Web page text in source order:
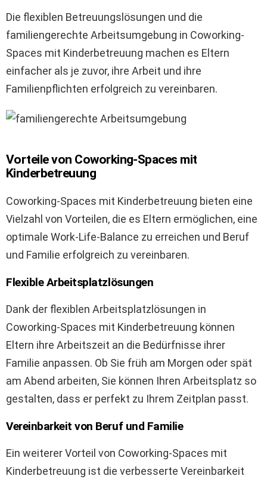
Die flexiblen Betreuungslösungen und die
familiengerechte Arbeitsumgebung in Coworking-
Spaces mit Kinderbetreuung machen es Eltern
einfacher als je zuvor, ihre Arbeit und ihre
Familienpflichten erfolgreich zu vereinbaren.
Vorteile von Coworking-Spaces mit
Kinderbetreuung
Coworking-Spaces mit Kinderbetreuung bieten eine
Vielzahl von Vorteilen, die es Eltern ermöglichen, eine
optimale Work-Life-Balance zu erreichen und Beruf
und Familie erfolgreich zu vereinbaren.
Flexible Arbeitsplatzlösungen
Dank der flexiblen Arbeitsplatzlösungen in
Coworking-Spaces mit Kinderbetreuung können
Eltern ihre Arbeitszeit an die Bedürfnisse ihrer
Familie anpassen. Ob Sie früh am Morgen oder spät
am Abend arbeiten, Sie können Ihren Arbeitsplatz so
gestalten, dass er perfekt zu Ihrem Zeitplan passt.
Vereinbarkeit von Beruf und Familie
Ein weiterer Vorteil von Coworking-Spaces mit
Kinderbetreuung ist die verbesserte Vereinbarkeit